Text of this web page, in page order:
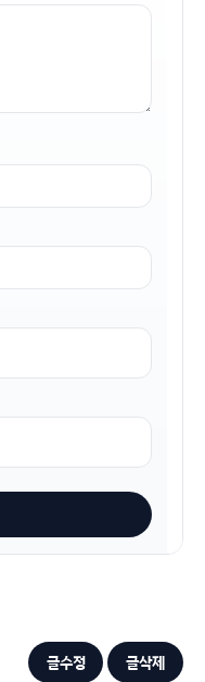
글수정 글삭제